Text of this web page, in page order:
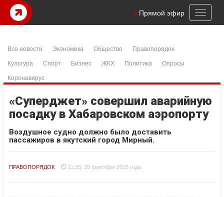
Toggle
Прямой эфир
Все новости Экономика Общество
Правопорядок
Культура
Спорт Бизнес ЖКХ Политика
Опросы
Коронавирус
«Суперджет» совершил аварийную
посадку в Хабаровском аэропорту
Воздушное судно должно было доставить
пассажиров в якутский город Мирный.
ПРАВОПОРЯДОК 11:33, 25 сентября 2015 года